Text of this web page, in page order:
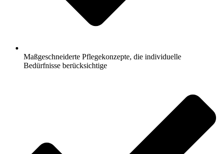
Maßgeschneiderte Pflegekonzepte, die individuelle
Bedürfnisse berücksichtige